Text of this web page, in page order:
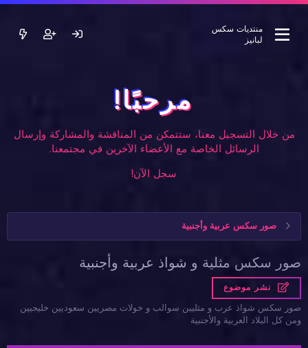
منتديات سكس
لبانيز
مرحبًا!
من خلال التسجيل معنا، ستتمكن من المناقشة والمشاركة وإرسال
الرسائل الخاصة مع الأعضاء الآخرين في مجتمعنا.
سجل الآن!
صور سكس عربية وأجنبية
صور سكس مثلية و شواذ عربية وأجنبية
نشر موضوع
صور سكس شواذ عرب و مثليين سوالب و خولات مصريين سعوديين خليجيين
ومن كل البلاد العربية والأجنبية